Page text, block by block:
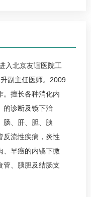
入北京友谊医院工
副主任医师。2009
。擅长各种消化内
的诊断及镜下治
肠、肝、胆、胰
反流性疾病，炎性
、早癌的内镜下微
管、胰胆及结肠支